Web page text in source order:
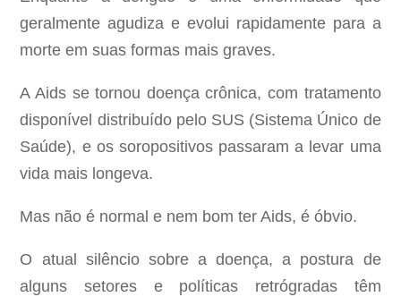
geralmente agudiza e evolui rapidamente para a
morte em suas formas mais graves.
A Aids se tornou doença crônica, com tratamento
disponível distribuído pelo SUS (Sistema Único de
Saúde), e os soropositivos passaram a levar uma
vida mais longeva.
Mas não é normal e nem bom ter Aids, é óbvio.
O atual silêncio sobre a doença, a postura de
alguns setores e políticas retrógradas têm